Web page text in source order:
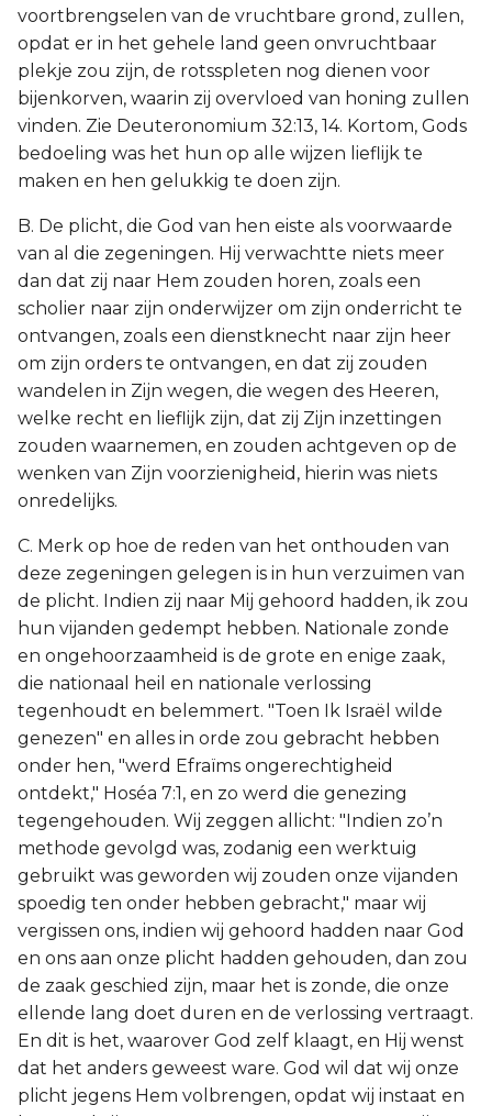
voortbrengselen van de vruchtbare grond, zullen,
opdat er in het gehele land geen onvruchtbaar
plekje zou zijn, de rotsspleten nog dienen voor
bijenkorven, waarin zij overvloed van honing zullen
vinden. Zie Deuteronomium 32:13, 14. Kortom, Gods
bedoeling was het hun op alle wijzen lieflijk te
maken en hen gelukkig te doen zijn.
B. De plicht, die God van hen eiste als voorwaarde
van al die zegeningen. Hij verwachtte niets meer
dan dat zij naar Hem zouden horen, zoals een
scholier naar zijn onderwijzer om zijn onderricht te
ontvangen, zoals een dienstknecht naar zijn heer
om zijn orders te ontvangen, en dat zij zouden
wandelen in Zijn wegen, die wegen des Heeren,
welke recht en lieflijk zijn, dat zij Zijn inzettingen
zouden waarnemen, en zouden achtgeven op de
wenken van Zijn voorzienigheid, hierin was niets
onredelijks.
C. Merk op hoe de reden van het onthouden van
deze zegeningen gelegen is in hun verzuimen van
de plicht. Indien zij naar Mij gehoord hadden, ik zou
hun vijanden gedempt hebben. Nationale zonde
en ongehoorzaamheid is de grote en enige zaak,
die nationaal heil en nationale verlossing
tegenhoudt en belemmert. "Toen Ik Israël wilde
genezen" en alles in orde zou gebracht hebben
onder hen, "werd Efraïms ongerechtigheid
ontdekt," Hoséa 7:1, en zo werd die genezing
tegengehouden. Wij zeggen allicht: "Indien zo’n
methode gevolgd was, zodanig een werktuig
gebruikt was geworden wij zouden onze vijanden
spoedig ten onder hebben gebracht," maar wij
vergissen ons, indien wij gehoord hadden naar God
en ons aan onze plicht hadden gehouden, dan zou
de zaak geschied zijn, maar het is zonde, die onze
ellende lang doet duren en de verlossing vertraagt.
En dit is het, waarover God zelf klaagt, en Hij wenst
dat het anders geweest ware. God wil dat wij onze
plicht jegens Hem volbrengen, opdat wij instaat en